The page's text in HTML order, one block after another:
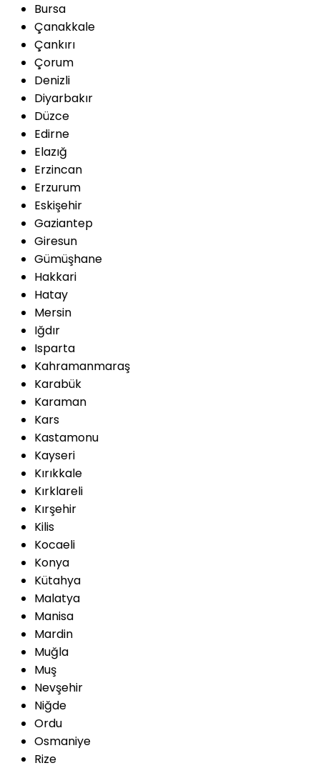
Bursa
Çanakkale
Çankırı
Çorum
Denizli
Diyarbakır
Düzce
Edirne
Elazığ
Erzincan
Erzurum
Eskişehir
Gaziantep
Giresun
Gümüşhane
Hakkari
Hatay
Mersin
Iğdır
Isparta
Kahramanmaraş
Karabük
Karaman
Kars
Kastamonu
Kayseri
Kırıkkale
Kırklareli
Kırşehir
Kilis
Kocaeli
Konya
Kütahya
Malatya
Manisa
Mardin
Muğla
Muş
Nevşehir
Niğde
Ordu
Osmaniye
Rize